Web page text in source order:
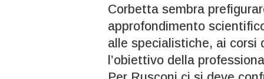
Corbetta sembra
approfondimento
alle specialistiche, ai corsi
l’obiettivo della